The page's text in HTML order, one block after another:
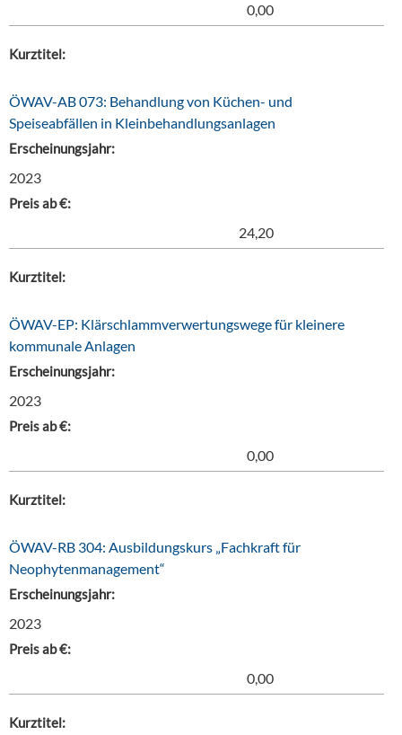
0,00
Kurztitel:
ÖWAV-AB 073: Behandlung von Küchen- und
Speiseabfällen in Kleinbehandlungsanlagen
Erscheinungsjahr:
2023
Preis ab €:
24,20
Kurztitel:
ÖWAV-EP: Klärschlammverwertungswege für kleinere
kommunale Anlagen
Erscheinungsjahr:
2023
Preis ab €:
0,00
Kurztitel:
ÖWAV-RB 304: Ausbildungskurs „Fachkraft für
Neophytenmanagement“
Erscheinungsjahr:
2023
Preis ab €:
0,00
Kurztitel: